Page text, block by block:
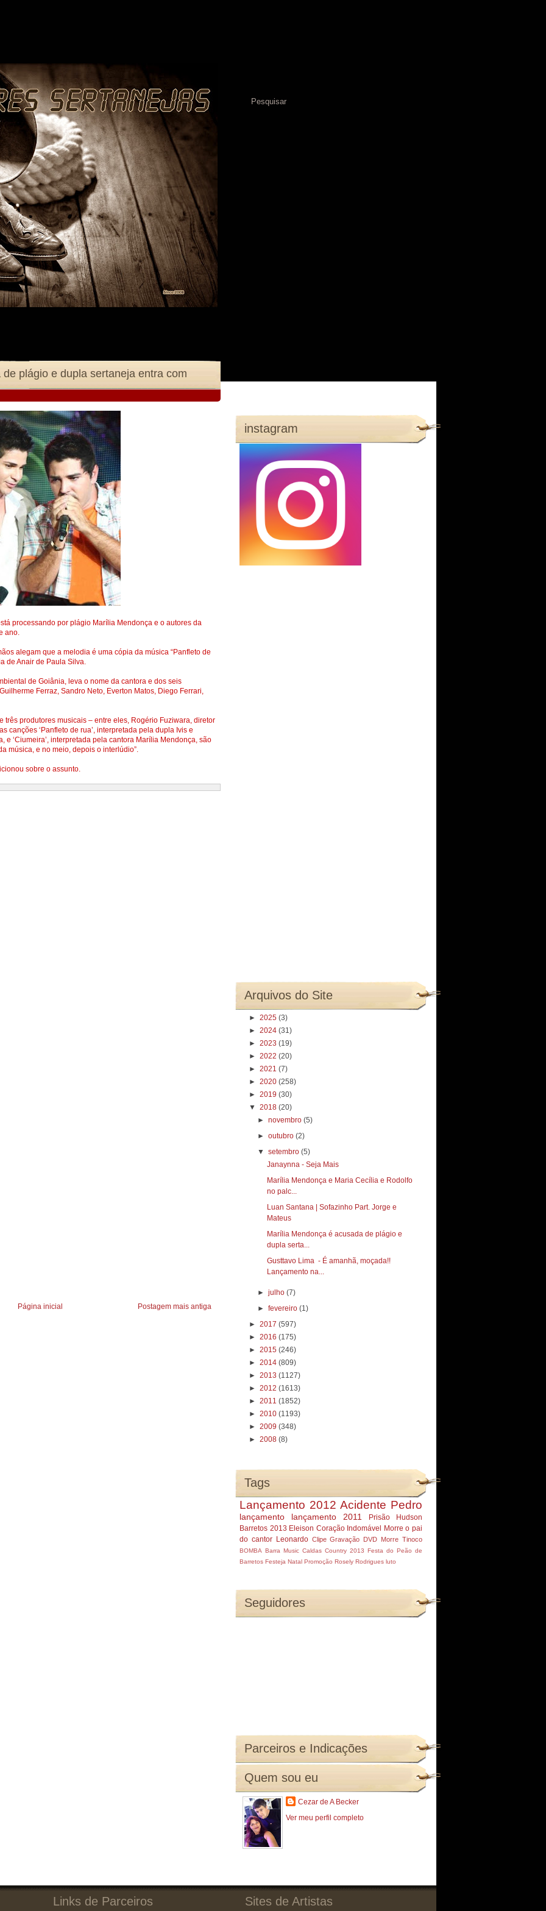
plágio e dupla sertaneja entra com
processando por plágio Marília Mendonça e o autores da
ano.
alegam que a melodia é uma cópia da música “Panfleto de
de Anair de Paula Silva.
de Goiânia, leva o nome da cantora e dos seis
Ferraz, Sandro Neto, Everton Matos, Diego Ferrari,
três produtores musicais – entre eles, Rogério Fuziwara, diretor
canções ‘Panfleto de rua’, interpretada pela dupla Ivis e
e ‘Ciumeira’, interpretada pela cantora Marília Mendonça, são
música, e no meio, depois o interlúdio”.
sobre o assunto.
Postagem mais antiga
Página inicial
instagram
Arquivos do Site
► 2025 (3)
► 2024 (31)
► 2023 (19)
► 2022 (20)
► 2021 (7)
► 2020 (258)
► 2019 (30)
▼ 2018 (20)
►novembro(5)
►outubro(2)
▼setembro(5)
Janaynna - Seja Mais
Marília Mendonça e Maria Cecília e Rodolfo
no palc...
Luan Santana | Sofazinho Part. Jorge e
Mateus
Marília Mendonça é acusada de plágio e
dupla serta...
Gusttavo Lima ‏ - É amanhã, moçada!!
Lançamento na...
►julho(7)
►fevereiro(1)
► 2017 (597)
► 2016 (175)
► 2015 (246)
► 2014 (809)
► 2013 (1127)
► 2012 (1613)
► 2011 (1852)
► 2010 (1193)
► 2009 (348)
► 2008 (8)
Tags
Lançamento 2012 Acidente Pedro
lançamento lançamento 2011
Prisão Hudson
Barretos 2013 Eleison Coração Indomável Morre o pai
do cantor Leonardo Clipe Gravação DVD Morre Tinoco
BOMBA Barra Music Caldas Country 2013 Festa do Peão de
Barretos Festeja Natal Promoção Rosely Rodrigues luto
Seguidores
Parceiros e Indicações
Quem sou eu
Cezar de A Becker
Ver meu perfil completo
Links de Parceiros Sites de Artistas